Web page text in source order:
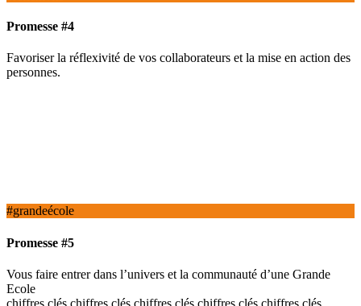
Promesse #4
Favoriser la réflexivité de vos collaborateurs et la mise en action des
personnes.
#grandeécole
Promesse #5
Vous faire entrer dans l’univers et la communauté d’une Grande
Ecole
chiffres clés chiffres clés chiffres clés chiffres clés chiffres clés